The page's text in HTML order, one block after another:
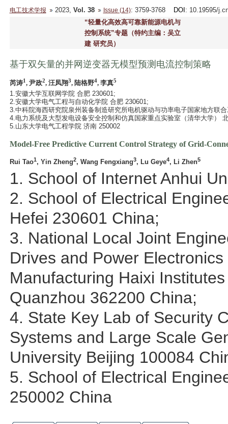
电工技术学报 2023, Vol. 38 Issue (14): 3759-3768 DOI : 10.19595/
“轻量化高效高可靠新能源电机与
控制系统”专题（特约主编：吴立
建 研究员）
基于双矢量的并网逆变器无模型预测电流控制策略
芮涛1, 尹政2, 汪凤翔3, 陆格野4, 李真5
1.安徽大学互联网学院 合肥 230601;
2.安徽大学电气工程与自动化学院 合肥 230601;
3.中科院海西研究院泉州装备制造研究所电机驱动与功率电子国家地方联
4.电力系统及大型发电设备安全控制和仿真国家重点实验室（清华大学）
5.山东大学电气工程学院 济南 250002
Model-Free Predictive Current Control Strategy of Grid-
Rui Tao1, Yin Zheng2, Wang Fengxiang3, Lu Geye4, Li Zhen5
1. School of Internet Anhui
2. School of Electrical
Hefei 230601 China;
3. National Local Joint
Drives and Power
Manufacturing Haixi
Quanzhou 362200 China;
4. State Key Lab of Security
Systems and Large Scale
University Beijing 100084
5. School of Electrical
250002 China